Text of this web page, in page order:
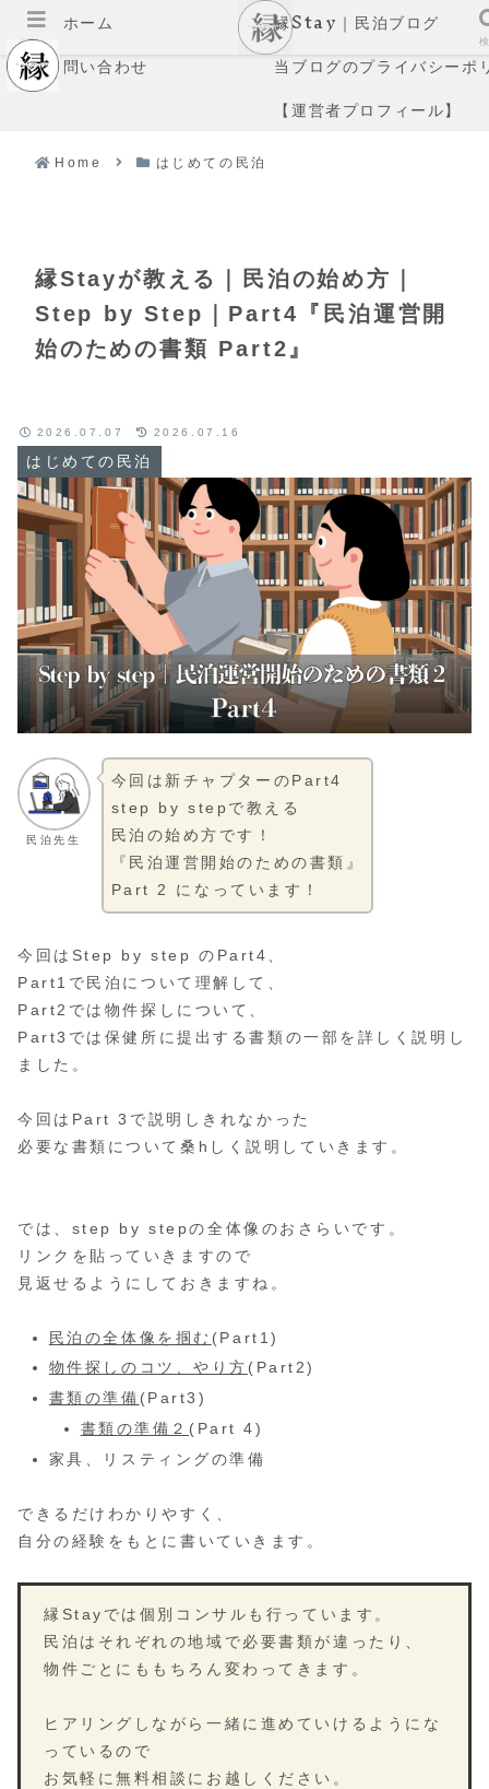
ホーム
縁Stay｜民泊ブログ
問い合わせ
当ブログのプライバシーポ
【運営者プロフィール】
Home はじめての民泊
縁Stayが教える｜民泊の始め方｜
Step by Step｜Part4『民泊運営開
始のための書類 Part2』
はじめての民泊
2026.07.07 2026.07.16
民泊先生
今回は新チャプターのPart4
step by stepで教える
民泊の始め方です！
『民泊運営開始のための書類』
Part 2 になっています！
今回はStep by step のPart4、
Part1で民泊について理解して、
Part2では物件探しについて、
Part3では保健所に提出する書類の一部を詳しく説明し
ました。
今回はPart 3で説明しきれなかった
必要な書類について桑hしく説明していきます。
では、step by stepの全体像のおさらいです。
リンクを貼っていきますので
見返せるようにしておきますね。
民泊の全体像を掴む (Part1)
物件探しのコツ、やり方 (Part2)
書類の準備 (Part3)
書類の準備２ (Part 4)
家具、リスティングの準備
できるだけわかりやすく、
自分の経験をもとに書いていきます。
縁Stayでは個別コンサルも行っています。
民泊はそれぞれの地域で必要書類が違ったり、
物件ごとにももちろん変わってきます。
ヒアリングしながら一緒に進めていけるようにな
っているので
お気軽に無料相談にお越しください。
メニュー